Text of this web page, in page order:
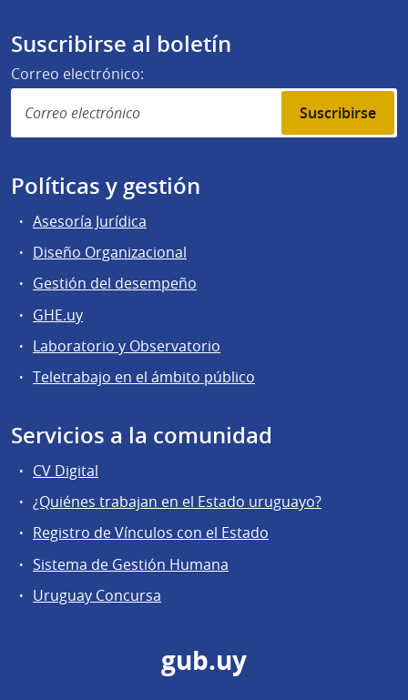
Suscribirse al boletín
Correo electrónico:
Suscribirse
Políticas y gestión
Asesoría Jurídica
Diseño Organizacional
Gestión del desempeño
GHE.uy
Laboratorio y Observatorio
Teletrabajo en el ámbito público
Servicios a la comunidad
CV Digital
¿Quiénes trabajan en el Estado uruguayo?
Registro de Vínculos con el Estado
Sistema de Gestión Humana
Uruguay Concursa
gub.uy